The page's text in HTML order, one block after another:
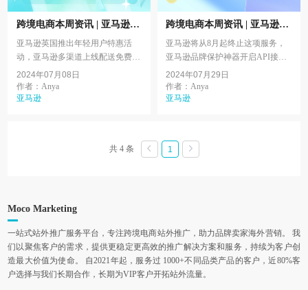
跨境电商本周资讯 | 亚马逊多
渠道上线配送免费App，阿里
巴巴国际站计划拓展在韩业务
亚马逊英国推出年轻用户特惠活
动，亚马逊多渠道上线配送免费
App，Shopee菲律宾站调整成交服
务费，阿里巴巴国际站计划拓展在
韩业务，TikTok Shop美...
2024年07月08日
作者：Anya
亚马逊
跨境电商本周资讯 | 亚马逊将
从8月起终止这项服务，亚马
逊品牌保护神器开启API接口
亚马逊将从8月起终止这项服务，
亚马逊品牌保护神器开启API接
口，亚马逊将禁止这类卖家跨境销
售，速卖通成巴西第一大跨境电商
平台，Shopee调整海外...
2024年07月29日
作者：Anya
亚马逊
共 4 条 1
Moco Marketing
一站式站外推广服务平台，专注跨境电商站外推广，助力品牌卖家海外营销。 我
们以聚焦客户的需求，提供更稳定更高效的推广解决方案和服务，持续为客户创
造最大价值为使命。 自2021年起，服务过 1000+不同品类产品的客户，近80%客
户选择与我们长期合作，长期为VIP客户开拓站外流量。